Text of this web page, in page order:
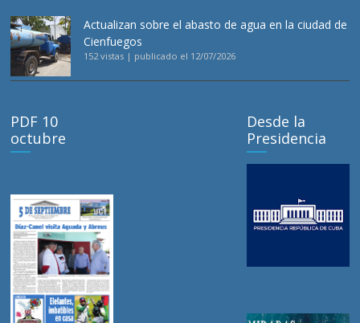
Actualizan sobre el abasto de agua en la ciudad de
Cienfuegos
152 vistas | publicado el 12/07/2026
PDF 10
octubre
Desde la
Presidencia